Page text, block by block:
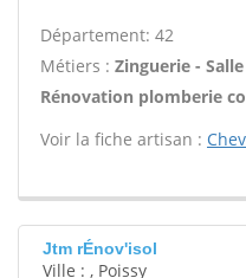
Département: 42
Métiers : Zinguerie -
Rénovation plomberie
Voir la fiche artisan :
Jtm rÉnov'isol
Ville : , Poissy